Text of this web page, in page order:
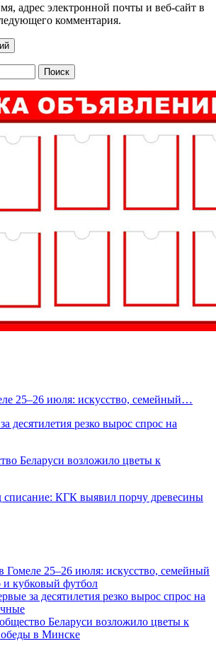
адрес электронной почты и веб-сайт в
комментария.
25–26 июля: искусство, семейный…
десятилетия резко вырос спрос на
Беларуси возложило цветы к
списание: КГК выявил порчу древесины
Гомеле 25–26 июля: искусство, семейный
и кубковый футбол
за десятилетия резко вырос спрос на
Беларуси возложило цветы к
в Минске